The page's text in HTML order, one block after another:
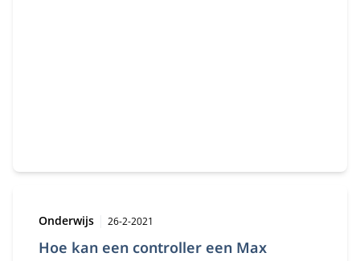
Hoe kan een controller een Max
Type:
Onderwijs Publicatiedatum:
26-2-2021